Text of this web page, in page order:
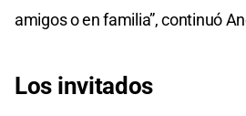
amigos o en familia”, continuó
Los invitados